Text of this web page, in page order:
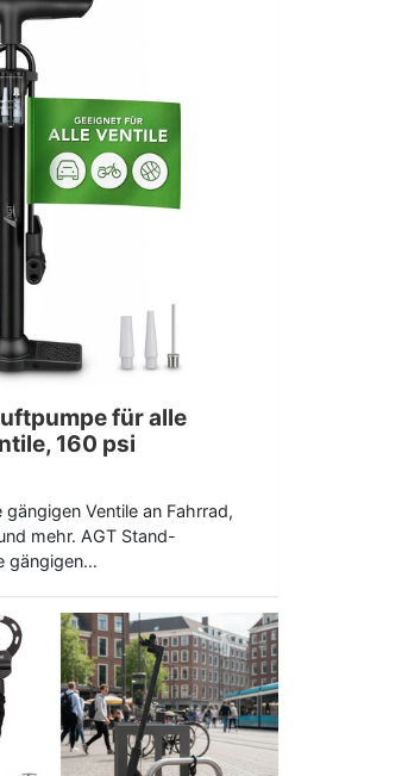
für alle
160 psi
Ventile an Fahrrad,
mehr. AGT Stand-
gängigen…